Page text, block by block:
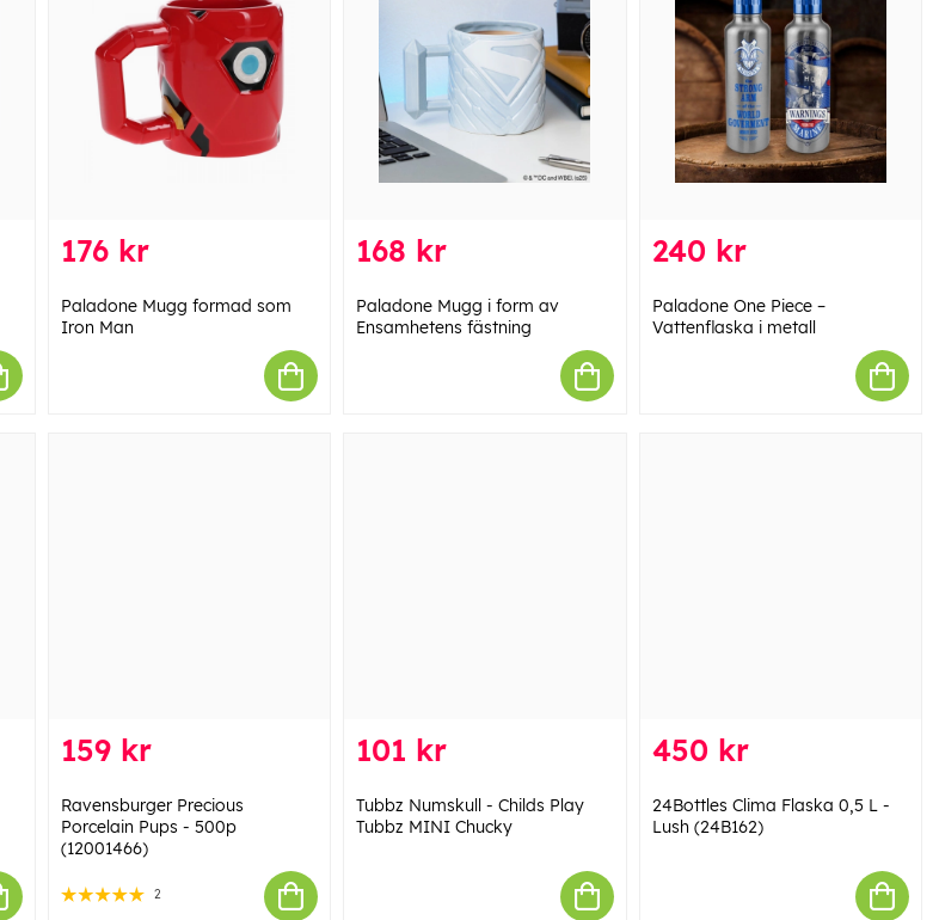
176 kr
Paladone Mugg formad som
Iron Man
168 kr
Paladone Mugg i form av
Ensamhetens fästning
240 kr
Paladone One Piece –
Vattenflaska i metall
159 kr
Ravensburger Precious
Porcelain Pups - 500p
(12001466)
2
101 kr
Tubbz Numskull - Childs Play
Tubbz MINI Chucky
450 kr
24Bottles Clima Flaska 0,5 L -
Lush (24B162)